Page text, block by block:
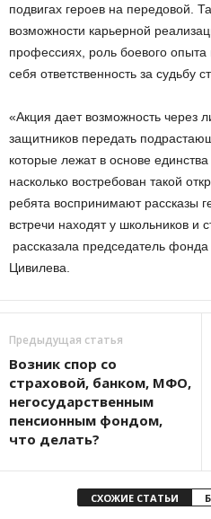
подвигах героев на передовой.
возможности карьерной
профессиях, роль боевого
себя ответственность за судьбу
«Акция дает возможность через
защитников передать
которые лежат в основе
насколько востребован такой
ребята воспринимают рассказы
встречи находят у школьников и
рассказала председатель
Цивилева.
Предыдущая статья
Возник спор со
страховой, банком, МФО,
негосударственным
пенсионным фондом,
что делать?
СХОЖИЕ СТАТЬИ